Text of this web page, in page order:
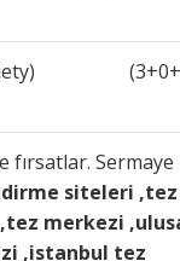
fırsatlar. Sermaye
siteleri ,tez
merkezi
,istanbul tez